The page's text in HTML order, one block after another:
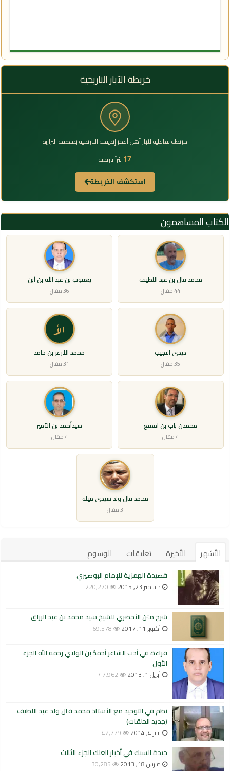
خريطة الآبار التاريخية
خريطة تفاعلية لآبار أهل أعمر إيديقب التاريخية بمنطقة الترارزة
17 بئراً تاريخية
استكشف الخريطة
الكتاب المساهمون
محمد فال بن عبد اللطيف
44 مقال
يعقوب بن عبد الله بن أبن
36 مقال
ديدي النجيب
35 مقال
الأ
محمد الأزعر بن حامد
31 مقال
محمذن باب بن اشفغ
4 مقال
سيدأحمد بن الأمير
4 مقال
محمد فال ولد سيدي ميله
3 مقال
الأشهر الأخيرة تعليقات الوسوم
قصيدة الهمزية للإمام البوصيري
ديسمبر 23, 2015 220,270
شرح متن الأخضري للشيخ سيد محمد بن عبد الرزاق
أكتوبر 11, 2017 69,578
قراءة في أدب الشاعر أحمدُّ بن الولاي رحمه الله الجزء
الأول
أبريل 1, 2013 47,962
نظم في التوحيد مع الأستاذ محمد فال ولد عبد اللطيف
(جديد الحلقات)
يناير 4, 2014 42,779
جيدة السبك في أخبار العلك الجزء الثالث
مارس 18, 2013 30,285